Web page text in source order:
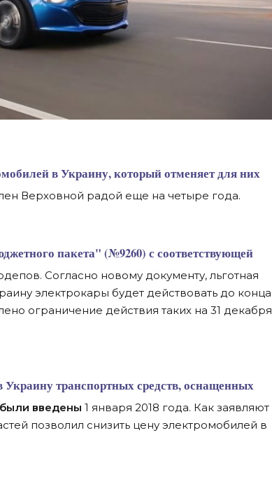
в Украину, который отменяет для них
Верховной радой еще на четыре года.
пакета" (№9260) с соответствующей
Согласно новому документу, льготная
электрокары будет действовать до конца
ограничение действия таких на 31 декабря
транспортных средств, оснащенных
были введены 1 января 2018 года. Как заявляют
позволил снизить цену электромобилей в